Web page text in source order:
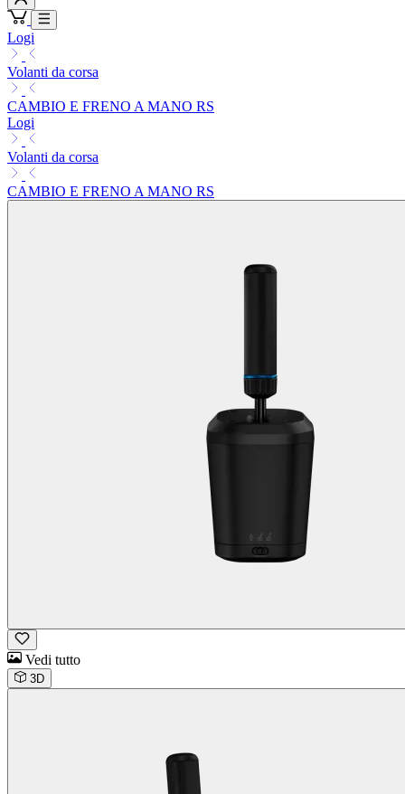
Logi
Volanti da corsa
CAMBIO E FRENO A MANO RS
Logi
Volanti da corsa
CAMBIO E FRENO A MANO RS
Vedi tutto
3D